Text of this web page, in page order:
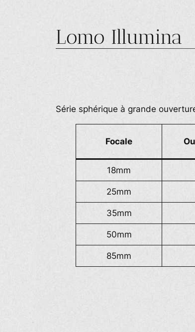
Lomo Illumina
Série sphérique à grande
Focale
18mm
25mm
35mm
50mm
85mm